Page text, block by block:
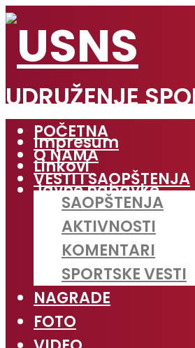
UDRUŽENJE
Impresum
Linkovi
Javne nabavke
POČETNA
O NAMA
VESTI I SAOPŠTENJA
SAOPŠTENJA
AKTIVNOSTI
KOMENTARI
SPORTSKE VESTI
NAGRADE
FOTO